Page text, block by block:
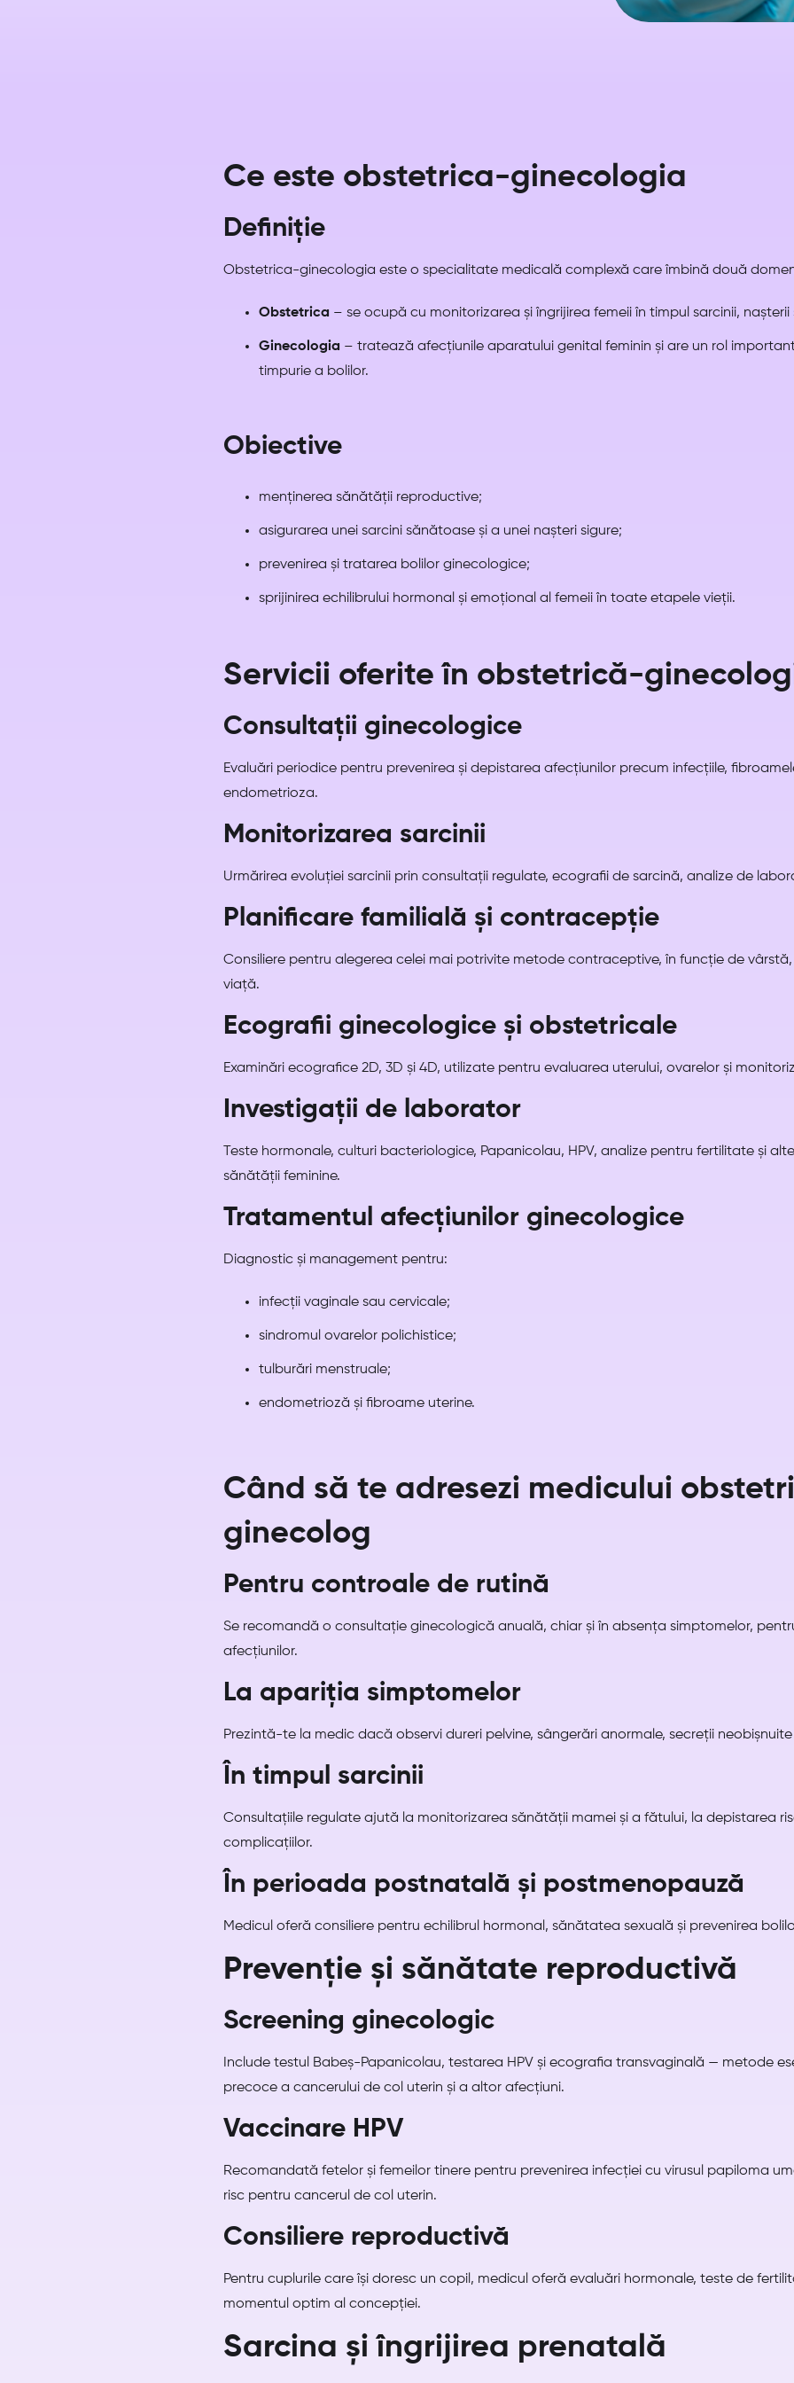
Ce este obstetrica-ginecologia
Definiție
Obstetrica-ginecologia este o specialitate medicală complexă care îmbină două
Obstetrica – se ocupă cu monitorizarea și îngrijirea femeii în timpul sarcinii,
Ginecologia – tratează afecțiunile aparatului genital feminin și are un rol
timpurie a bolilor.
Obiective
menținerea sănătății reproductive;
asigurarea unei sarcini sănătoase și a unei nașteri sigure;
prevenirea și tratarea bolilor ginecologice;
sprijinirea echilibrului hormonal și emoțional al femeii în toate etapele vieții.
Servicii oferite în obstetrică-
Consultații ginecologice
Evaluări periodice pentru prevenirea și depistarea afecțiunilor precum infecțiile,
endometrioza.
Monitorizarea sarcinii
Urmărirea evoluției sarcinii prin consultații regulate, ecografii de sarcină, analize de
Planificare familială și contracepție
Consiliere pentru alegerea celei mai potrivite metode contraceptive, în funcție de
viață.
Ecografii ginecologice și obstetricale
Examinări ecografice 2D, 3D și 4D, utilizate pentru evaluarea uterului, ovarelor și
Investigații de laborator
Teste hormonale, culturi bacteriologice, Papanicolau, HPV, analize pentru fertilitate și
sănătății feminine.
Tratamentul afecțiunilor ginecologice
Diagnostic și management pentru:
infecții vaginale sau cervicale;
sindromul ovarelor polichistice;
tulburări menstruale;
endometrioză și fibroame uterine.
Când să te adresezi medicului
ginecolog
Pentru controale de rutină
Se recomandă o consultație ginecologică anuală, chiar și în absența simptomelor,
afecțiunilor.
La apariția simptomelor
Prezintă-te la medic dacă observi dureri pelvine, sângerări anormale, secreții
În timpul sarcinii
Consultațiile regulate ajută la monitorizarea sănătății mamei și a fătului, la depistarea
complicațiilor.
În perioada postnatală și postmenopauză
Medicul oferă consiliere pentru echilibrul hormonal, sănătatea sexuală și prevenirea
Prevenție și sănătate reproductivă
Screening ginecologic
Include testul Babeș-Papanicolau, testarea HPV și ecografia transvaginală — metode
precoce a cancerului de col uterin și a altor afecțiuni.
Vaccinare HPV
Recomandată fetelor și femeilor tinere pentru prevenirea infecției cu virusul papiloma
risc pentru cancerul de col uterin.
Consiliere reproductivă
Pentru cuplurile care își doresc un copil, medicul oferă evaluări hormonale, teste de
momentul optim al concepției.
Sarcina și îngrijirea prenatală